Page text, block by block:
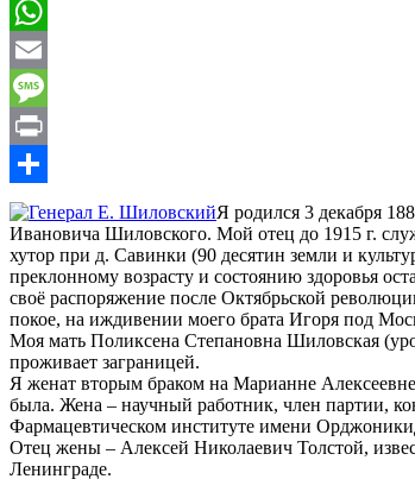
Mail.Ru
WhatsApp
Email
Message
Print
Отправить
Я родился 3 декабря
Ивановича Шиловского. Мой отец до 1915 г.
хутор при д. Савинки (90 десятин земли и
преклонному возрасту и состоянию здоровья
своё распоряжение после Октябрьской
покое, на иждивении моего брата Игоря под
Моя мать Поликсена Степановна Шиловская
проживает заграницей.
Я женат вторым браком на Марианне
была. Жена – научный работник, член партии,
Фармацевтическом институте имени
Отец жены – Алексей Николаевич Толстой,
Ленинграде.